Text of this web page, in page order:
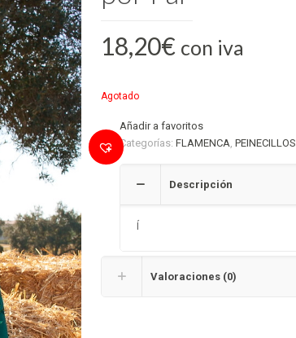
18,20€ con iva
Agotado
Añadir a favoritos
Categorías: FLAMENCA, PEINECILLOS
Descripción
Í
Valoraciones (0)